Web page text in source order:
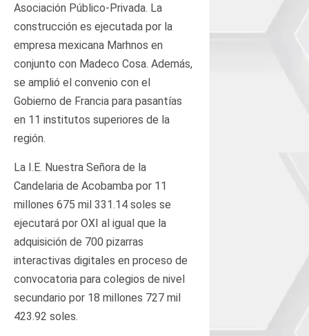
Asociación Público-Privada. La
construcción es ejecutada por la
empresa mexicana Marhnos en
conjunto con Madeco Cosa. Además,
se amplió el convenio con el
Gobierno de Francia para pasantías
en 11 institutos superiores de la
región.
La I.E. Nuestra Señora de la
Candelaria de Acobamba por 11
millones 675 mil 331.14 soles se
ejecutará por OXI al igual que la
adquisición de 700 pizarras
interactivas digitales en proceso de
convocatoria para colegios de nivel
secundario por 18 millones 727 mil
423.92 soles.